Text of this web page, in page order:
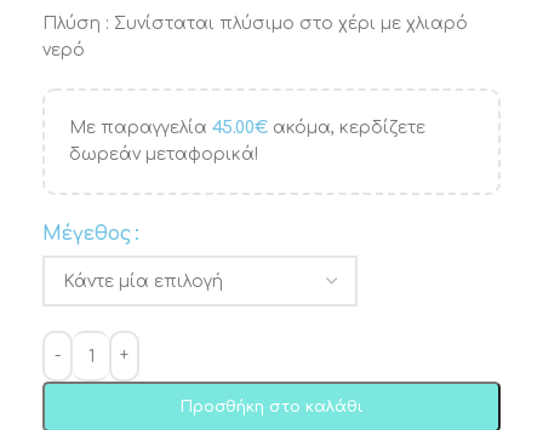
Πλύση : Συνίσταται πλύσιμο στο χέρι με χλιαρό
νερό
Με παραγγελία 45.00€ ακόμα, κερδίζετε
δωρεάν μεταφορικά!
Μέγεθος
Προσθήκη στο καλάθι